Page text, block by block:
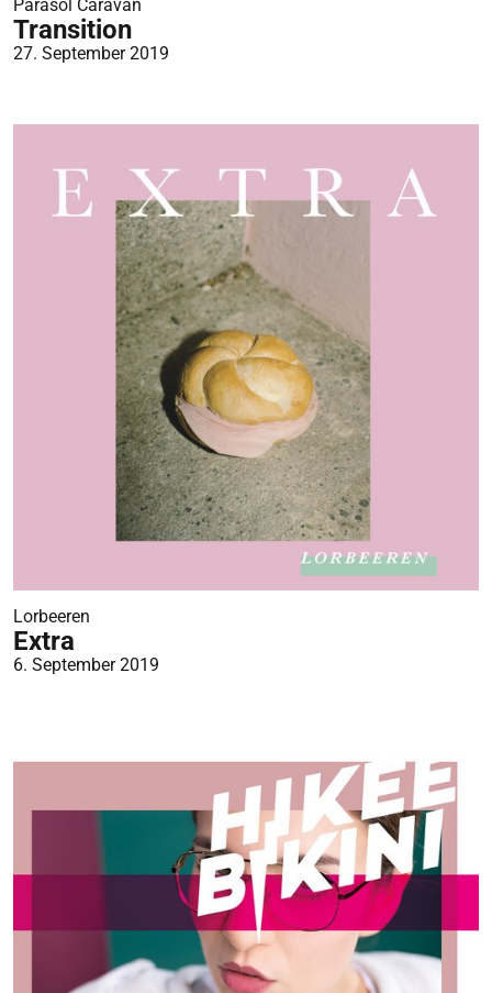
Parasol Caravan
Transition
27. September 2019
Lorbeeren
Extra
6. September 2019